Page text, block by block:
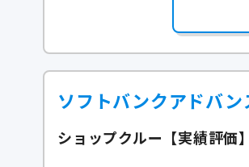
ソフトバンクアドバ
ショップクルー【実績評価